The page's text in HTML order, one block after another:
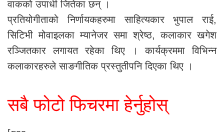
वाकको उपाधी जितेका छन् ।
प्रतियोगीताको निर्णायकहरुमा साहित्यकार भुपाल राई,
सिटिभी मोवाइलका म्यानेजर समा श्रेष्ठ, कलाकार खगेश
रञ्जितकार लगायत रहेका थिए । कार्यक्रममा विभिन्न
कलाकारहरुले साङगीतिक प्रस्तुतीपनि दिएका थिए ।
सबै फोटो फिचरमा हेर्नुहोस्